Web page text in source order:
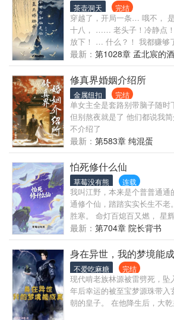
茶壶洞天 完结
穿越了，开局一条… 哦不，
十八， …… 老头子！冷静点
放下！ … 什么？！ 我都赚够
混吃等死了， 你告诉我这是
人流，剧情展开较慢） … …
的是老天眷顾，更别提还是仙
寐以求的修真，简直是梦中都
的开始了修真并不如幻想中的
坷，都挡不住他求道修真的
绝望、遗憾，究竟是什么？
干嘛的来着？ 我脸上的猫爪印
最新： 第1028章 孟北宸的酒
修真界婚姻介绍所
金属纽扣 完结
单女主全是套路别带脑子随时
但别熬夜就是了 他们都说我
不介绍了
最新： 第583章 纯混蛋
怕死修什么仙
草莓没有熊 连载
我叫江野，本来是个普普通通
通修个仙，踏踏实实长生不
胜寒。 命灯百熄百又燃， 星
虚，我很寂寞。 这一切都要从
心收了个小师妹开始说起.......
最新： 第704章 院长背书
身在异世，我的梦境能
不爱吃麻糖 完结
现代啃老族林源被雷劈死，
年后幸运的被至宝梦源珠带入
朝的皇子。 在他降生后，大